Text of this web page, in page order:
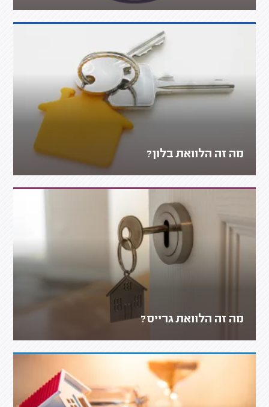
מה זה הלוואת בלון?
מה זה הלוואת גרייס?